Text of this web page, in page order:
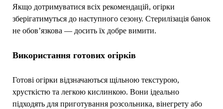
Якщо дотримуватися всіх рекомендацій, огірки
зберігатимуться до наступного сезону. Стерилізація банок
не обов’язкова — досить їх добре вимити.
Використання готових огірків
Готові огірки відзначаються щільною текстурою,
хрусткістю та легкою кислинкою. Вони ідеально
підходять для приготування розсольника, вінегрету або